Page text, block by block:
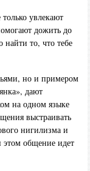
увлекают
дожить до
то, что тебе
но и примером
дают
на одном языке
выстраивать
нигилизма и
общение идет